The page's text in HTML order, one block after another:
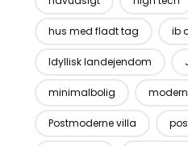
hus med fladt tag ib
Idyllisk landejendom
minimalbolig
Postmoderne villa